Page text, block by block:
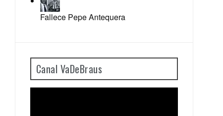
Fallece Pepe Antequera
Canal VaDeBraus